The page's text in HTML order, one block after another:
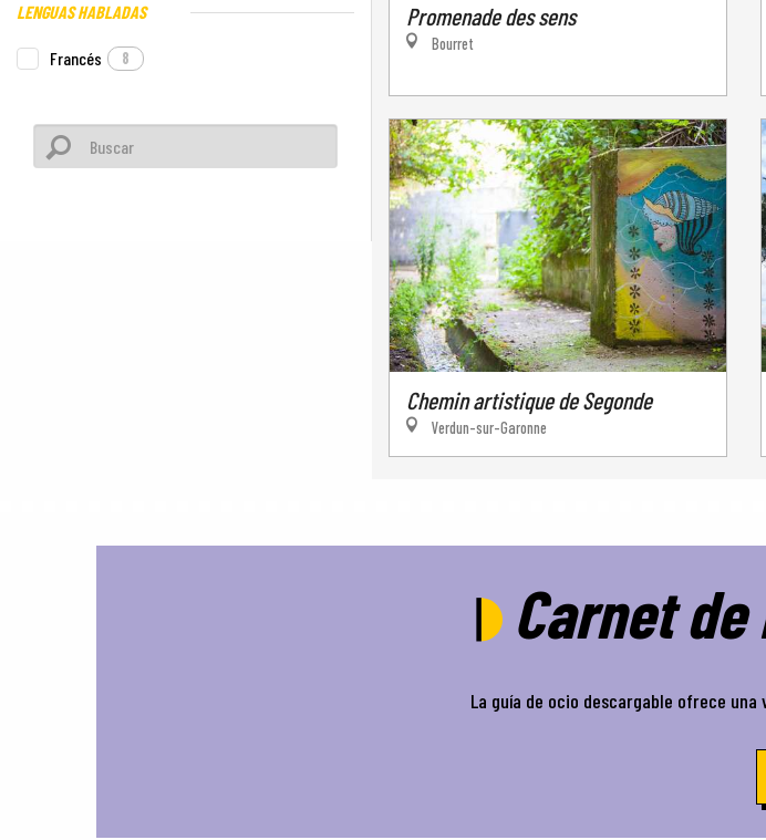
LENGUAS HABLADAS
Francés 8
Promenade des sens
Bourret
Chemin artistique de Segonde
Verdun-sur-Garonne
Carnet
La guía de ocio descargable ofrece